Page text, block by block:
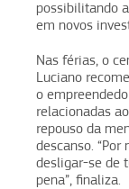
possibilitando
em novos
Nas férias, o
Luciano
o
relacionadas
repouso da
descanso.
desligar-se de
pena”, finaliza.